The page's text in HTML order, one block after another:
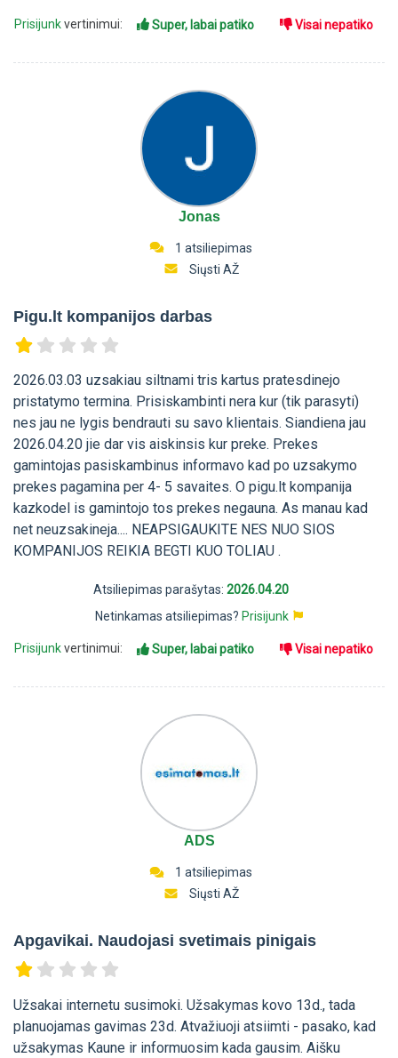
Prisijunkvertinimui: Super, labai patiko Visai nepatiko
Jonas
1 atsiliepimas
Siųsti AŽ
Pigu.lt kompanijos darbas
2026.03.03 uzsakiau siltnami tris kartus pratesdinejo
pristatymo termina. Prisiskambinti nera kur (tik parasyti)
nes jau ne lygis bendrauti su savo klientais. Siandiena jau
2026.04.20 jie dar vis aiskinsis kur preke. Prekes
gamintojas pasiskambinus informavo kad po uzsakymo
prekes pagamina per 4- 5 savaites. O pigu.lt kompanija
kazkodel is gamintojo tos prekes negauna. As manau kad
net neuzsakineja.... NEAPSIGAUKITE NES NUO SIOS
KOMPANIJOS REIKIA BEGTI KUO TOLIAU .
Atsiliepimas parašytas: 2026.04.20
Netinkamas atsiliepimas? Prisijunk
Prisijunkvertinimui: Super, labai patiko Visai nepatiko
ADS
1 atsiliepimas
Siųsti AŽ
Apgavikai. Naudojasi svetimais pinigais
Užsakai internetu susimoki. Užsakymas kovo 13d., tada
planuojamas gavimas 23d. Atvažiuoji atsiimti - pasako, kad
užsakymas Kaune ir informuosim kada gausim. Aišku